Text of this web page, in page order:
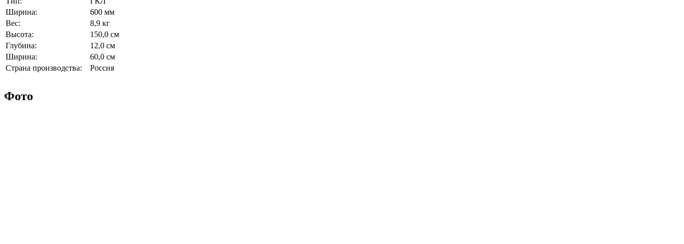
Ширина:
600 мм
Вес:
8,9 кг
Высота:
150,0 см
Глубина:
12,0 см
Ширина:
60,0 см
Страна производства:
Россия
Фото